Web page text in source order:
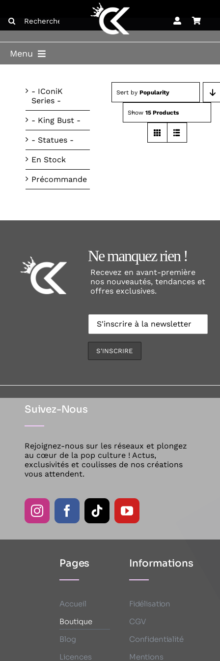
content
for:
Menu
BOUTIQUE
LICENCES
CONTACT
- IConiK
Series -
- King Bust -
- Statues -
En Stock
Précommande
Sort by Popularity
Show15 Products
Ne manquez rien !
Recevez en avant-première
nos nouveautés, tendances et
offres exclusives.
Suivez-Nous
Rejoignez-nous sur les réseaux et plongez
au cœur de la pop culture ! Actus,
exclusivités et coulisses de nos créations
vous attendent.
Pages
Accueil
Boutique
Blog
Licences
Informations
Fidélisation
CGV
Confidentialité
Mentions